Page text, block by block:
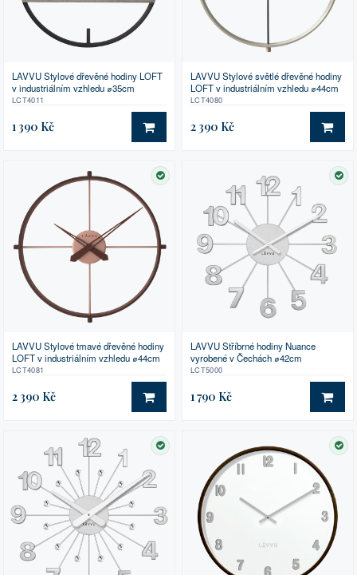
LAVVU Stylové dřevěné hodiny LOFT
v industriálním vzhledu ⌀35cm
LCT4011
1 390 Kč DO KOŠÍKU
LAVVU Stylové světlé dřevěné hodiny
LOFT v industriálním vzhledu ⌀44cm
LCT4080
2 390 Kč DO
SKLADEM
LAVVU Stylové tmavé dřevěné hodiny
LOFT v industriálním vzhledu ⌀44cm
LCT4081
2 390 Kč DO KOŠÍKU
LAVVU Stříbrné hodiny Nuance
vyrobené v Čechách ⌀42cm
LCT5000
1 790 Kč DO
SKLADEM